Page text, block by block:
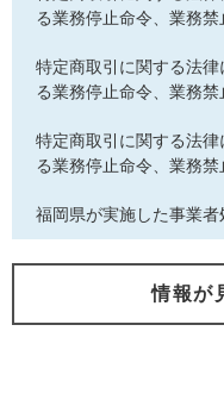
る業務停止命令、業務
特定商取引に関する法
る業務停止命令、業務
特定商取引に関する法
る業務停止命令、業務
福岡県が実施した事業者
情報が